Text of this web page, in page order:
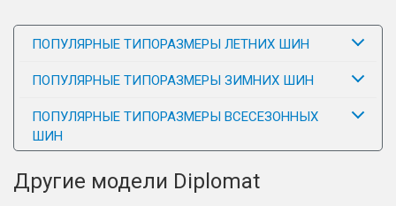
ПОПУЛЯРНЫЕ ТИПОРАЗМЕРЫ ЛЕТНИХ ШИН
ПОПУЛЯРНЫЕ ТИПОРАЗМЕРЫ ЗИМНИХ ШИН
ПОПУЛЯРНЫЕ ТИПОРАЗМЕРЫ ВСЕСЕЗОННЫХ
ШИН
Другие модели Diplomat